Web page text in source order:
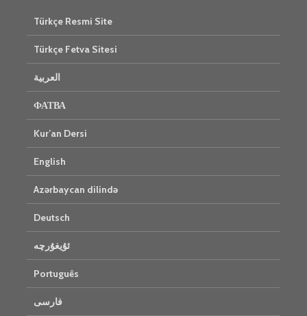
Türkçe Resmi Site
Türkçe Fetva Sitesi
العربية
ФАТВА
Kur’an Dersi
English
Azərbaycan dilində
Deutsch
ئۇيغۇرچە
Português
فارسی